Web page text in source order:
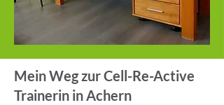
Mein Weg zur Cell-Re-Active
Trainerin in Achern